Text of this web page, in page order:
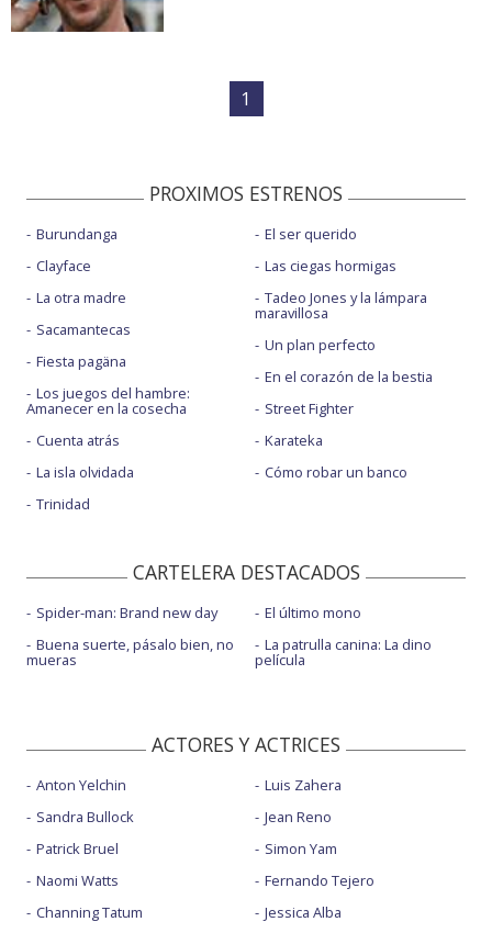
1
PROXIMOS ESTRENOS
Burundanga
Clayface
La otra madre
Sacamantecas
Fiesta pagäna
Los juegos del hambre:
Amanecer en la cosecha
Cuenta atrás
La isla olvidada
Trinidad
El ser querido
Las ciegas hormigas
Tadeo Jones y la lámpara
maravillosa
Un plan perfecto
En el corazón de la bestia
Street Fighter
Karateka
Cómo robar un banco
CARTELERA DESTACADOS
Spider-man: Brand new day
Buena suerte, pásalo bien, no
mueras
El último mono
La patrulla canina: La dino
película
ACTORES Y ACTRICES
Anton Yelchin
Sandra Bullock
Patrick Bruel
Naomi Watts
Channing Tatum
Luis Zahera
Jean Reno
Simon Yam
Fernando Tejero
Jessica Alba